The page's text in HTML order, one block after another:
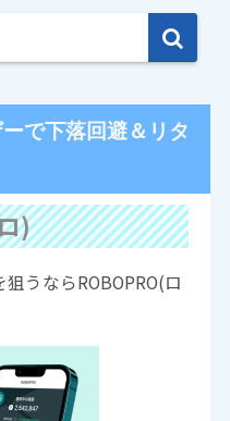
で下落回避＆リタ
)
うならROBOPRO(ロ